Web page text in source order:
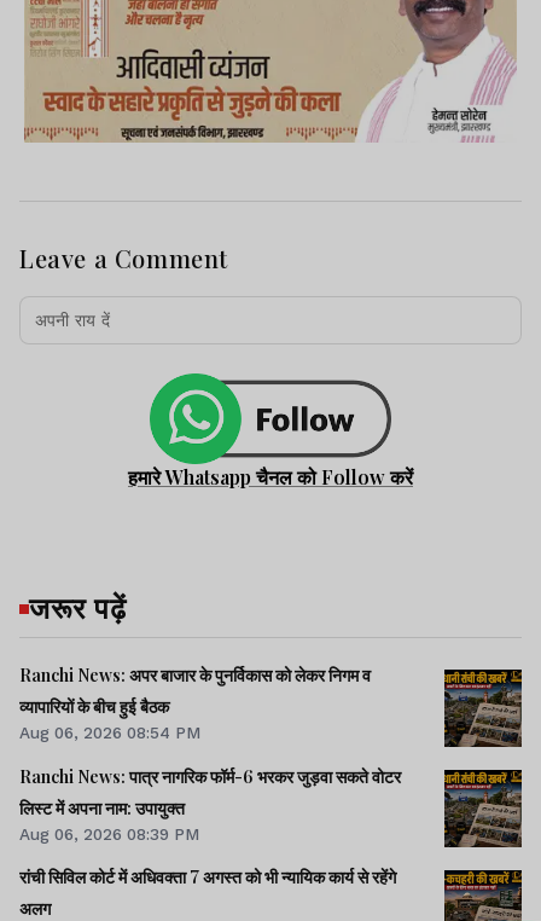
Leave a Comment
हमारे Whatsapp चैनल को Follow करें
जरूर पढ़ें
Ranchi News: अपर बाजार के पुनर्विकास को लेकर निगम व
व्यापारियों के बीच हुई बैठक
Aug 06, 2026 08:54 PM
Ranchi News: पात्र नागरिक फॉर्म-6 भरकर जुड़वा सकते वोटर
लिस्ट में अपना नाम: उपायुक्त
Aug 06, 2026 08:39 PM
रांची सिविल कोर्ट में अधिवक्ता 7 अगस्त को भी न्यायिक कार्य से रहेंगे
अलग